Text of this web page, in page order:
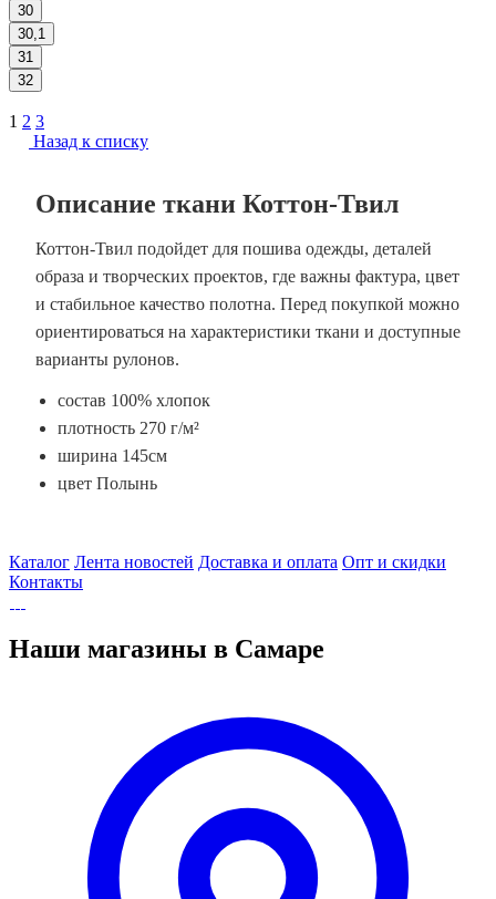
30
30,1
31
32
1 2 3
Назад к списку
Описание ткани Коттон-Твил
Коттон-Твил подойдет для пошива одежды, деталей
образа и творческих проектов, где важны фактура, цвет
и стабильное качество полотна. Перед покупкой можно
ориентироваться на характеристики ткани и доступные
варианты рулонов.
состав 100% хлопок
плотность 270 г/м²
ширина 145см
цвет Полынь
Каталог Лента новостей Доставка и оплата Опт и скидки
Контакты
Наши магазины в Самаре